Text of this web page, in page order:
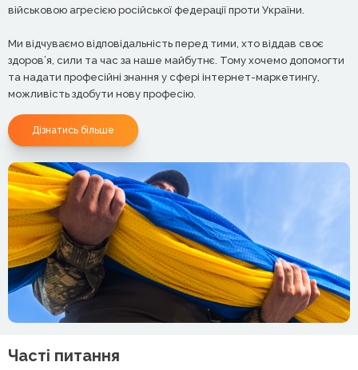
військовою агресією російської федерації проти України.
Ми відчуваємо відповідальність перед тими, хто віддав своє
здоров’я, сили та час за наше майбутнє. Тому хочемо допомогти
та надати професійні знання у сфері інтернет-маркетингу,
можливість здобути нову професію.
Дізнатись більше
Часті питання